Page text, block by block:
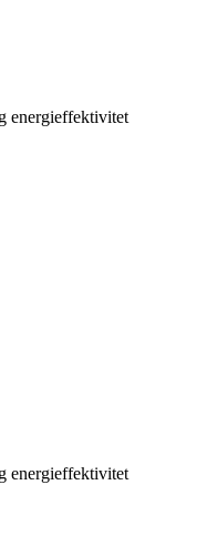
energieffektivitet
energieffektivitet